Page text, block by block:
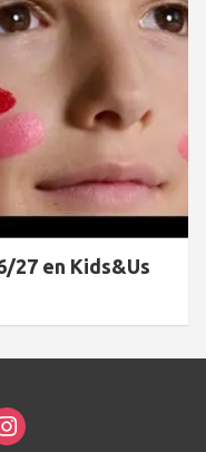
27 en Kids&Us